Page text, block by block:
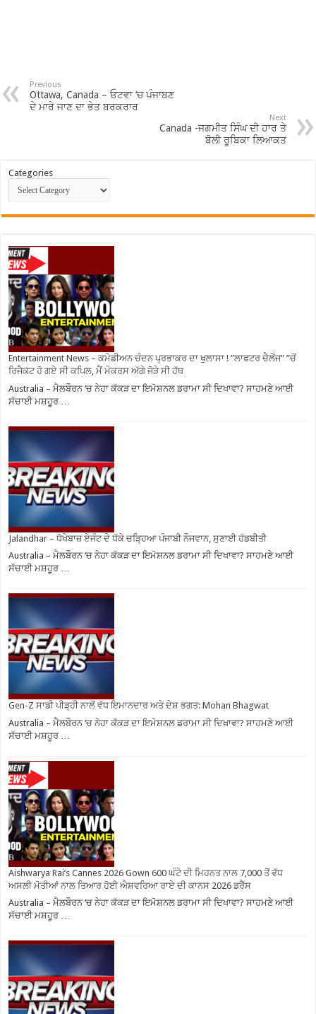
Previous
Ottawa, Canada – ਓਟਵਾ ‘ਚ ਪੰਜਾਬਣ
ਦੇ ਮਾਰੇ ਜਾਣ ਦਾ ਭੇਤ ਬਰਕਰਾਰ
Next
Canada -ਜਗਮੀਤ ਸਿੰਘ ਦੀ ਹਾਰ ਤੇ
ਬੋਲੀ ਰੂਬਿਕਾ ਲਿਆਕਤ
Categories
Entertainment News – ਕਮੇਡੀਅਨ ਚੰਦਨ ਪ੍ਰਭਾਕਰ ਦਾ ਖੁਲਾਸਾ ! ”ਲਾਫਟਰ ਚੈਲੇਂਜ” ”ਚੋਂ
ਰਿਜੈਕਟ ਹੋ ਗਏ ਸੀ ਕਪਿਲ, ਮੈਂ ਮੇਕਰਸ ਅੱਗੇ ਜੋੜੇ ਸੀ ਹੱਥ
Australia – ਮੈਲਬੌਰਨ ‘ਚ ਨੇਹਾ ਕੱਕੜ ਦਾ ਇਮੋਸ਼ਨਲ ਡਰਾਮਾ ਸੀ ਦਿਖਾਵਾ? ਸਾਹਮਣੇ ਆਈ
ਸੱਚਾਈ ਮਸ਼ਹੂਰ …
Jalandhar – ਧੋਖੇਬਾਜ਼ ਏਜੰਟ ਦੇ ਧੱਕੇ ਚੜ੍ਹਿਆ ਪੰਜਾਬੀ ਨੌਜਵਾਨ, ਸੁਣਾਈ ਹੱਡਬੀਤੀ
Australia – ਮੈਲਬੌਰਨ ‘ਚ ਨੇਹਾ ਕੱਕੜ ਦਾ ਇਮੋਸ਼ਨਲ ਡਰਾਮਾ ਸੀ ਦਿਖਾਵਾ? ਸਾਹਮਣੇ ਆਈ
ਸੱਚਾਈ ਮਸ਼ਹੂਰ …
Gen-Z ਸਾਡੀ ਪੀੜ੍ਹੀ ਨਾਲੋਂ ਵੱਧ ਇਮਾਨਦਾਰ ਅਤੇ ਦੇਸ਼ ਭਗਤ: Mohan Bhagwat
Australia – ਮੈਲਬੌਰਨ ‘ਚ ਨੇਹਾ ਕੱਕੜ ਦਾ ਇਮੋਸ਼ਨਲ ਡਰਾਮਾ ਸੀ ਦਿਖਾਵਾ? ਸਾਹਮਣੇ ਆਈ
ਸੱਚਾਈ ਮਸ਼ਹੂਰ …
Aishwarya Rai’s Cannes 2026 Gown 600 ਘੰਟੇ ਦੀ ਮਿਹਨਤ ਨਾਲ 7,000 ਤੋਂ ਵੱਧ
ਅਸਲੀ ਮੋਤੀਆਂ ਨਾਲ ਤਿਆਰ ਹੋਈ ਐਸ਼ਵਰਿਆ ਰਾਏ ਦੀ ਕਾਨਸ 2026 ਡਰੈੱਸ
Australia – ਮੈਲਬੌਰਨ ‘ਚ ਨੇਹਾ ਕੱਕੜ ਦਾ ਇਮੋਸ਼ਨਲ ਡਰਾਮਾ ਸੀ ਦਿਖਾਵਾ? ਸਾਹਮਣੇ ਆਈ
ਸੱਚਾਈ ਮਸ਼ਹੂਰ …